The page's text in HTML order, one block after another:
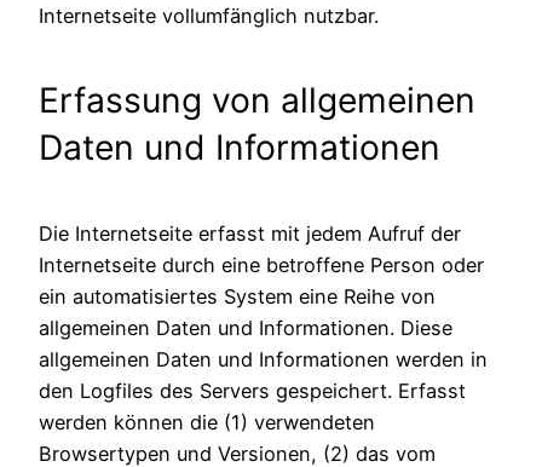
Internetseite vollumfänglich nutzbar.
Erfassung von allgemeinen
Daten und Informationen
Die Internetseite erfasst mit jedem Aufruf der
Internetseite durch eine betroffene Person oder
ein automatisiertes System eine Reihe von
allgemeinen Daten und Informationen. Diese
allgemeinen Daten und Informationen werden in
den Logfiles des Servers gespeichert. Erfasst
werden können die (1) verwendeten
Browsertypen und Versionen, (2) das vom